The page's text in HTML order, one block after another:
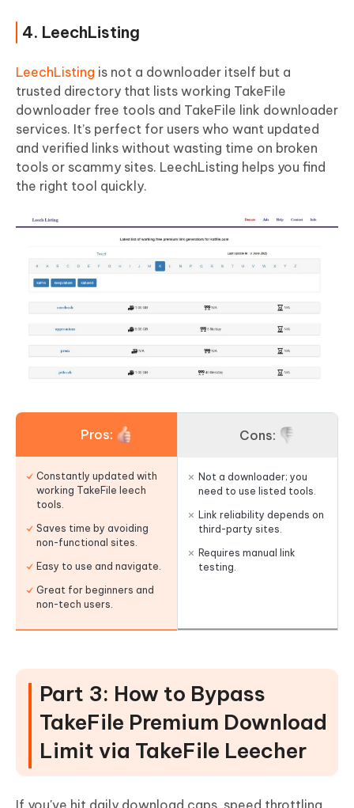
4. LeechListing
LeechListing is not a downloader itself but a
trusted directory that lists working TakeFile
downloader free tools and TakeFile link downloader
services. It’s perfect for users who want updated
and verified links without wasting time on broken
tools or scammy sites. LeechListing helps you find
the right tool quickly.
Pros:
Constantly updated with
working TakeFile leech
tools.
Saves time by avoiding
non-functional sites.
Easy to use and navigate.
Great for beginners and
non-tech users.
Cons:
Not a downloader; you
need to use listed tools.
Link reliability depends on
third-party sites.
Requires manual link
testing.
Part 3: How to Bypass
TakeFile Premium Download
Limit via TakeFile Leecher